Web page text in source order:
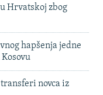
Hrvatskoj zbog
hapšenja jedne
novca iz